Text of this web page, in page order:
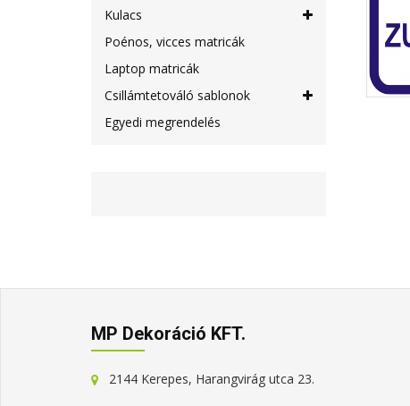
Kulacs
Poénos, vicces matricák
Laptop matricák
Csillámtetováló sablonok
Egyedi megrendelés
MP Dekoráció KFT.
2144 Kerepes, Harangvirág utca 23.